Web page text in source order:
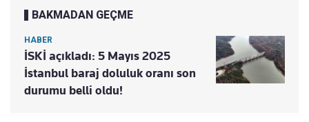
BAKMADAN GEÇME
HABER
İSKİ açıkladı: 5 Mayıs 2025
İstanbul baraj doluluk oranı son
durumu belli oldu!